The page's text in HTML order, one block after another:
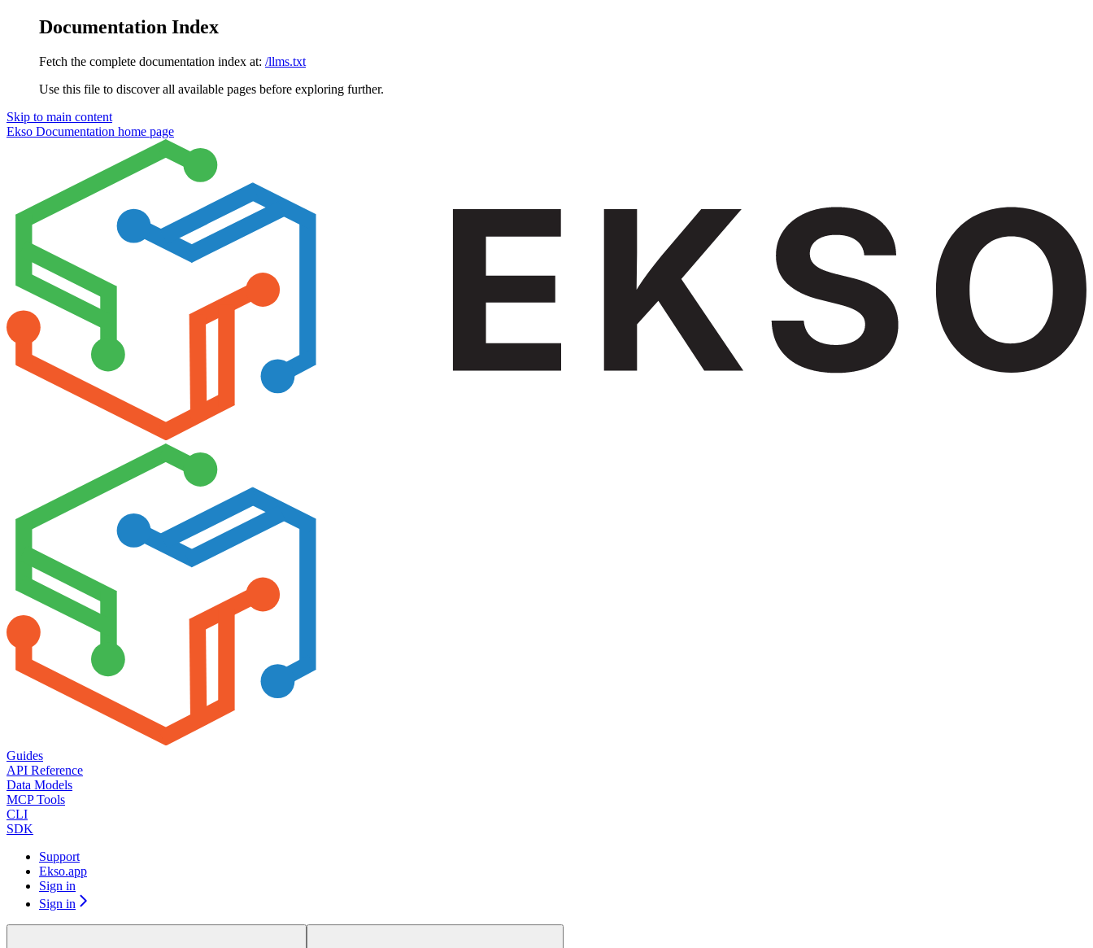
Documentation Index
Fetch the complete documentation index at: /llms.txt
Use this file to discover all available pages before exploring further.
Skip to main content
Ekso Documentation home page
Guides
API Reference
Data Models
MCP Tools
CLI
SDK
Support
Ekso.app
Sign in
Sign in